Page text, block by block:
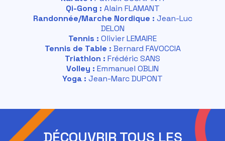
Qi-Gong : Alain FLAMANT
Randonnée/Marche Nordique : Jean-Luc
DELON
Tennis : Olivier LEMAIRE
Tennis de Table : Bernard FAVOCCIA
Triathlon : Frédéric SANS
Volley : Emmanuel OBLIN
Yoga : Jean-Marc DUPONT
DÉCOUVRIR TOUS LES